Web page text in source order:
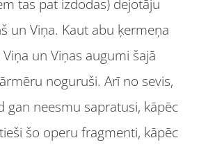
tas pat izdodas) dejotāju
un Viņa. Kaut abu ķermeņa
un Viņas augumi šajā
noguruši. Arī no sevis,
gan neesmu sapratusi, kāpēc
šo operu fragmenti, kāpēc